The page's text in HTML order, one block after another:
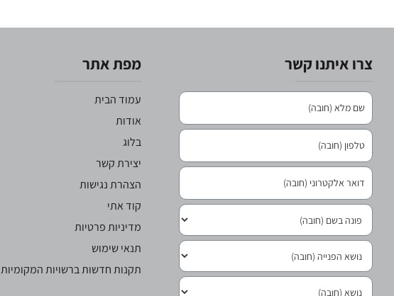
צרו איתנו קשר מפת אתר
עמוד הבית
אודות
בלוג
יצירת קשר
הצהרת נגישות
קוד אתי
מדיניות פרטיות
תנאי שימוש
תקנות חדשות ברשויות המקומיות